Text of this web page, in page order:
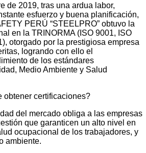
de 2019, tras una ardua labor,
esfuerzo y buena planificación,
PERÚ “STEELPRO” obtuvo la
en la TRINORMA (ISO 9001, ISO
otorgado por la prestigiosa empresa
logrando con ello el
de los estándares
Medio Ambiente y Salud
obtener certificaciones?
del mercado obliga a las empresas
que garanticen un alto nivel en
ocupacional de los trabajadores, y
ambiente.